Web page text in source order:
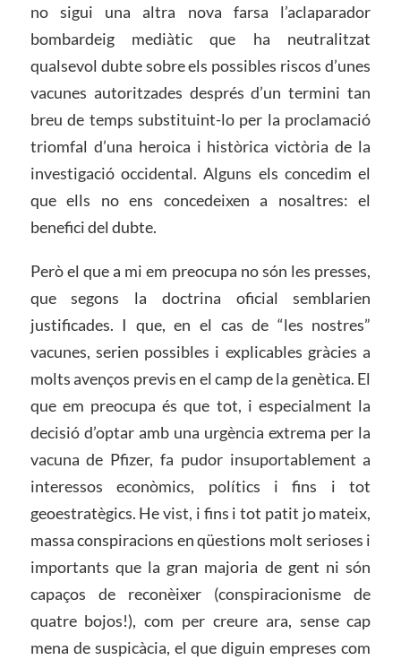
no sigui una altra nova farsa l’aclaparador
bombardeig mediàtic que ha neutralitzat
qualsevol dubte sobre els possibles riscos d’unes
vacunes autoritzades després d’un termini tan
breu de temps substituint-lo per la proclamació
triomfal d’una heroica i històrica victòria de la
investigació occidental. Alguns els concedim el
que ells no ens concedeixen a nosaltres: el
benefici del dubte.
Però el que a mi em preocupa no són les presses,
que segons la doctrina oficial semblarien
justificades. I que, en el cas de “les nostres”
vacunes, serien possibles i explicables gràcies a
molts avenços previs en el camp de la genètica. El
que em preocupa és que tot, i especialment la
decisió d’optar amb una urgència extrema per la
vacuna de Pfizer, fa pudor insuportablement a
interessos econòmics, polítics i fins i tot
geoestratègics. He vist, i fins i tot patit jo mateix,
massa conspiracions en qüestions molt serioses i
importants que la gran majoria de gent ni són
capaços de reconèixer (conspiracionisme de
quatre bojos!), com per creure ara, sense cap
mena de suspicàcia, el que diguin empreses com